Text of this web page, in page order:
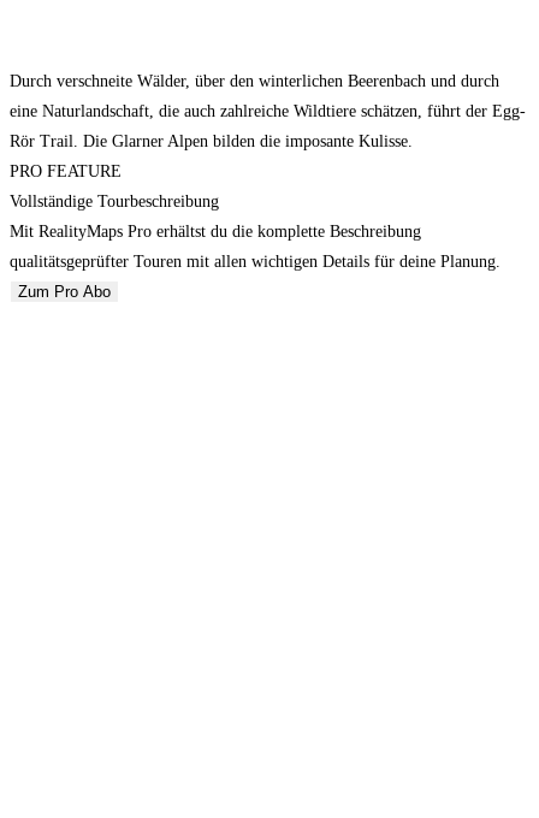
Durch verschneite Wälder, über den winterlichen Beerenbach und durch
eine Naturlandschaft, die auch zahlreiche Wildtiere schätzen, führt der Egg-
Rör Trail. Die Glarner Alpen bilden die imposante Kulisse.
PRO FEATURE
Vollständige Tourbeschreibung
Mit RealityMaps Pro erhältst du die komplette Beschreibung
qualitätsgeprüfter Touren mit allen wichtigen Details für deine Planung.
Zum Pro Abo